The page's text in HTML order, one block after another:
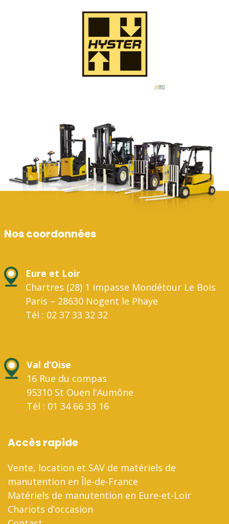
Nos coordonnées
Eure et Loir
Chartres (28) 1 impasse Mondétour Le Bois
Paris – 28630 Nogent le Phaye
Tél : 02 37 33 32 32
Val d’Oise
16 Rue du compas
95310 St Ouen l'Aumône
Tél : 01 34 66 33 16
Accès rapide
Vente, location et SAV de matériels de
manutention en Île-de-France
Matériels de manutention en Eure-et-Loir
Chariots d’occasion